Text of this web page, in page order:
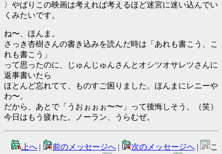
〉やぱりこの映画は考えれば考えるほど迷宮に迷い込んでい
くみたいです。
ね〜、ほんま。
さっき杏樹さんの書き込みを読んだ時は「あれも書こう、こ
れも書こう」
って思ったのに、じゅんじゅんさんとオシツオサレツさんに
返事書いたら
ほとんど忘れてて、ものすご困りました。ほんまにレニーや
わ〜。
だから、あとで「うおぉぉぉ〜〜」って後悔しそう。（笑）
今日はもう疲れた。ノーラン、うらむぜ。
上へ | 前のメッセージへ | 次のメッセージへ |
こ